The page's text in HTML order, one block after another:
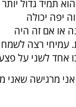
תמיד גדול יותר
יפה יכולה
או אם זה היה
עמיחי רצה
אחד לשני על
מרגישה